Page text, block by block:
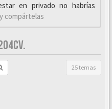
en privado no habrías
compártelas
25 temas